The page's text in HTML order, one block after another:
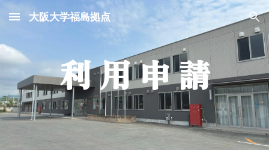
Skip to main content Skip to navigation
大阪大学福島拠点
利 用 申 請